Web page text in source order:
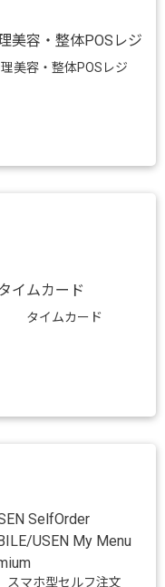
理美容・整体POSレジ
タイムカード
スマホ型セルフ注文